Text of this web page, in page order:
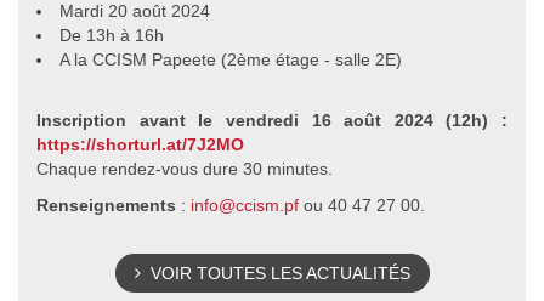
Mardi 20 août 2024
De 13h à 16h
A la CCISM Papeete (2ème étage - salle 2E)
Inscription avant le vendredi 16 août 2024 (12h) :
https://shorturl.at/7J2MO
Chaque rendez-vous dure 30 minutes.
Renseignements : info@ccism.pf ou 40 47 27 00.
VOIR TOUTES LES ACTUALITÉS